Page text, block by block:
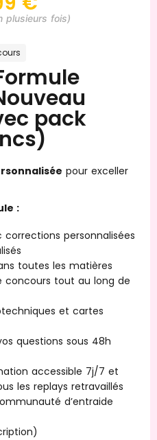
plusieurs fois)
pack
pour exceller
:
personnalisées
toutes les matières
concours tout au long de
et cartes
questions sous 48h
accessible 7j/7 et
les replays retravaillés
d’entraide